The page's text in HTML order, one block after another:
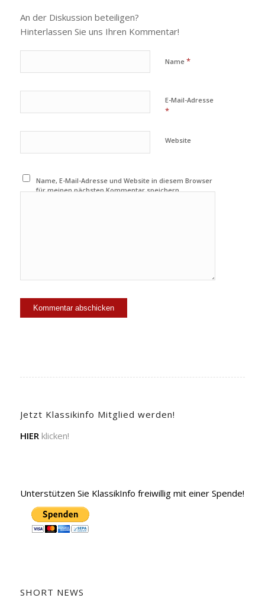
An der Diskussion beteiligen?
Hinterlassen Sie uns Ihren Kommentar!
Name *
E-Mail-Adresse
*
Website
Name, E-Mail-Adresse und Website in diesem Browser
für meinen nächsten Kommentar speichern.
Jetzt Klassikinfo Mitglied werden!
HIERklicken!
Unterstützen Sie KlassikInfo freiwillig mit einer Spende!
SHORT NEWS